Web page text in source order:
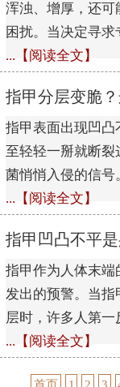
浑浊、增厚，还可
困扰。当决定寻
...【阅读全文】
指甲分层变脆
指甲表面出现凹
至轻轻一掰就断
菌悄悄入侵的信号
...【阅读全文】
指甲凹凸不平
指甲作为人体末
发出的预警。当指
层时，许多人第
...【阅读全文】